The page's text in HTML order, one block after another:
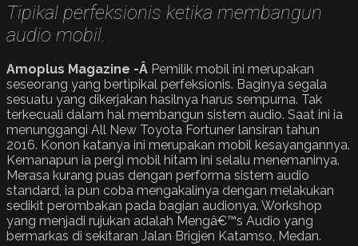
Tipikal perfeksionis ketika membangun
audio mobil.
Amoplus Magazine -Â Pemilik mobil ini merupakan
seseorang yang bertipikal perfeksionis. Baginya segala
sesuatu yang dikerjakan hasilnya harus sempurna. Tak
terkecuali dalam hal membangun sistem audio. Saat ini ia
menunggangi All New Toyota Fortuner lansiran tahun
2016. Konon katanya ini merupakan mobil kesayangannya.
Kemanapun ia pergi mobil hitam ini selalu menemaninya.
Merasa kurang puas dengan performa sistem audio
standard, ia pun coba mengakalinya dengan melakukan
sedikit perombakan pada bagian audionya. Workshop
yang menjadi rujukan adalah Mengâ€™s Audio yang
bermarkas di sekitaran Jalan Brigjen Katamso, Medan.